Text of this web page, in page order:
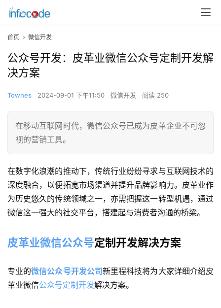
首页 微信开发
公众号开发：皮革业微信公众号定制开发解
决方案
Townes 2024-09-01 下午11:50 微信开发 阅读 250
在移动互联网时代，微信公众号已成为皮革企业不可忽
视的营销工具。
在数字化浪潮的推动下，传统行业纷纷寻求与互联网技术的
深度融合，以便拓宽市场渠道并提升品牌影响力。皮革业作
为历史悠久的传统领域之一，亦需把握这一转型机遇，通过
微信这一强大的社交平台，搭建起与消费者沟通的桥梁。
皮革业微信公众号定制开发解决方案
专业的微信公众号开发公司新里程科技将为大家详细介绍皮
革业微信公众号定制开发解决方案。